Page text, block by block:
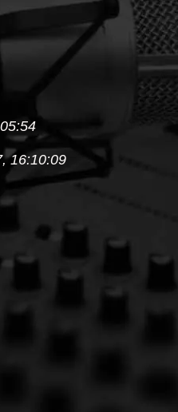
16:10:09